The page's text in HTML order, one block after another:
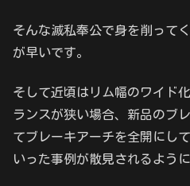
そんな滅私奉公で身を削って
が早いです。
そして近頃はリム幅のワイド
ランスが狭い場合、新品のブ
てブレーキアーチを全開にし
いった事例が散見されるよう